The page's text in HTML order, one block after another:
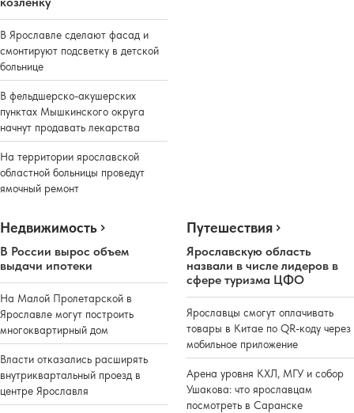
В Ярославле сделают фасад и
смонтируют подсветку в детской
больнице
В фельдшерско-акушерских
пунктах Мышкинского округа
начнут продавать лекарства
На территории ярославской
областной больницы проведут
ямочный ремонт
Недвижимость
В России вырос объем
выдачи ипотеки
На Малой Пролетарской в
Ярославле могут построить
многоквартирный дом
Власти отказались расширять
внутриквартальный проезд в
центре Ярославля
Путешествия
Ярославскую область
назвали в числе лидеров в
сфере туризма ЦФО
Ярославцы смогут оплачивать
товары в Китае по QR-коду через
мобильное приложение
Арена уровня КХЛ, МГУ и собор
Ушакова: что ярославцам
посмотреть в Саранске